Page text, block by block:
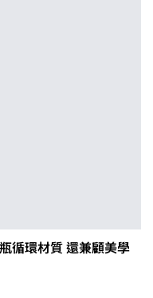
循環材質 還兼顧美學